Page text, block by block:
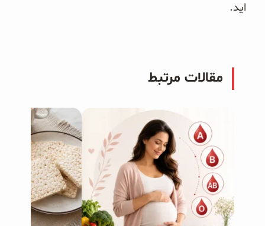
اید.
مقالات مرتبط